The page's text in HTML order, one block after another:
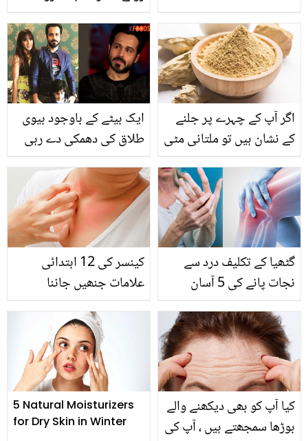
ساتھ تصویر شئیر کردی،
لوگوں کے تبصروں پر انہوں
نے کیا کہا؟
والی ویڈیو وائرل
ایک بیٹے کے باوجود بیوی
طلاق کی دھمکی دے رہی
زندگی سے متعلق اہم
انکشاف
اگر آپ کے چہرے پر جلنے
کے نشان ہیں تو ملتانی مٹی
نشانات ختم ہوجائیں ۔
جانیے ملتانی مٹی کے
کمالات
کینسر کی 12 ابتدائی
علامات جنھیں جاننا
گٹھیا کے تکلیف درد سے
نجات پانے کی 5 آسان
5 Natural Moisturizers
for Dry Skin in Winter
کیا آپ کو بھی دیکھنے والے
بوڑھا سمجھتے ہیں ، آپ کی